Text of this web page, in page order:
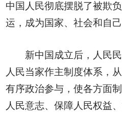
中国人民彻底摆脱了被欺
运，成为国家、社会和自己
新中国成立后，人民
人民当家作主制度体系，
有序政治参与，使各方面
人民意志、保障人民权益